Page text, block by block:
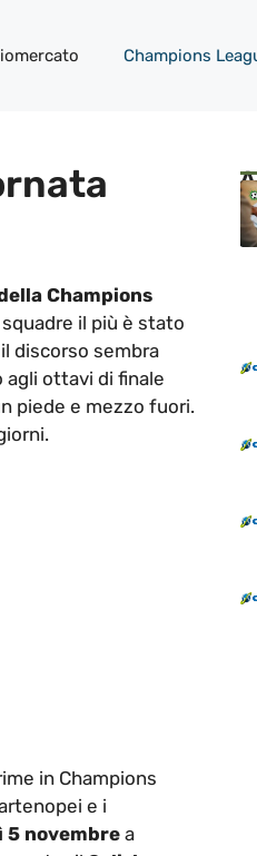
Champions
Champions
il più è stato
discorso sembra
agli ottavi di finale
piede e mezzo fuori.
in Champions
e i
5 novembrea